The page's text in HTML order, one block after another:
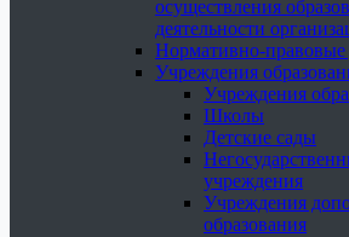
осуществления
деятельности
Нормативно-
Учреждения
Учреждения
Школы
Детские сады
учреждения
Учреждения
образования